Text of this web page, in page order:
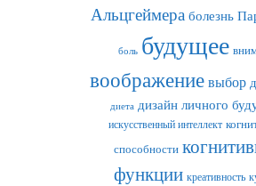
Альцгеймера болезнь
боль будущее
воображение выбор
диета дизайн личного
искусственный интеллект
способности
функции креативность